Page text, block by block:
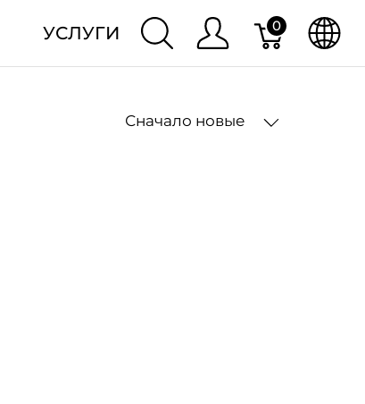
УСЛУГИ 0
Сначало новые